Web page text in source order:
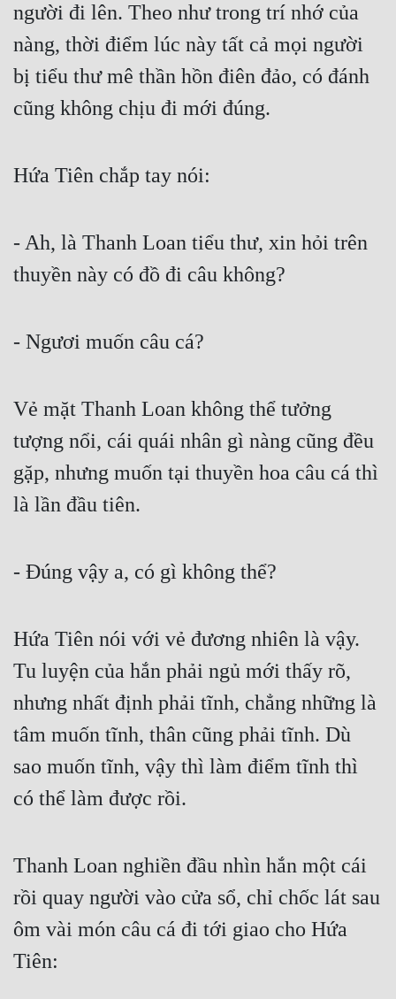
Tiên Hiệp
Tiểu Thuyết
Trinh Thám
Triều Đấu
Vô Địch
Võng Du
Xuyên Không
Xuyên Nhanh
Xuyên Sách
Điền Văn
Đông Phương
Đông Phương Huyền Huyễn
Truyện Nam
Truyện Nữ
Vô Địch Lưu
Xây Dựng Thế Lực
người đi lên. Theo như trong trí nhớ của
nàng, thời điểm lúc này tất cả mọi người
bị tiểu thư mê thần hồn điên đảo, có đánh
cũng không chịu đi mới đúng.
Hứa Tiên chắp tay nói:
- Ah, là Thanh Loan tiểu thư, xin hỏi trên
thuyền này có đồ đi câu không?
- Ngươi muốn câu cá?
Vẻ mặt Thanh Loan không thể tưởng
tượng nổi, cái quái nhân gì nàng cũng đều
gặp, nhưng muốn tại thuyền hoa câu cá thì
là lần đầu tiên.
- Đúng vậy a, có gì không thể?
Hứa Tiên nói với vẻ đương nhiên là vậy.
Tu luyện của hắn phải ngủ mới thấy rõ,
nhưng nhất định phải tĩnh, chẳng những là
tâm muốn tĩnh, thân cũng phải tĩnh. Dù
sao muốn tĩnh, vậy thì làm điểm tĩnh thì
có thể làm được rồi.
Thanh Loan nghiền đầu nhìn hắn một cái
rồi quay người vào cửa sổ, chỉ chốc lát sau
ôm vài món câu cá đi tới giao cho Hứa
Tiên: